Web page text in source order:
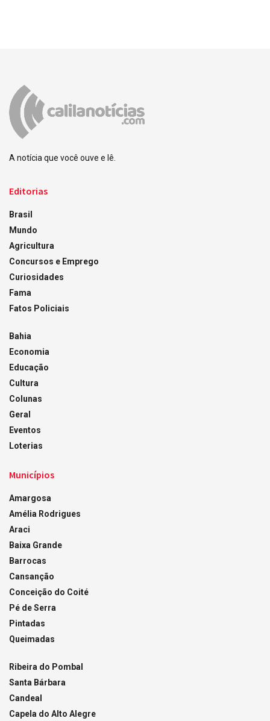
A notícia que você ouve e lê.
Editorias
Brasil
Mundo
Agricultura
Concursos e Emprego
Curiosidades
Fama
Fatos Policiais
Bahia
Economia
Educação
Cultura
Colunas
Geral
Eventos
Loterias
Municípios
Amargosa
Amélia Rodrigues
Araci
Baixa Grande
Barrocas
Cansanção
Conceição do Coité
Pé de Serra
Pintadas
Queimadas
Ribeira do Pombal
Santa Bárbara
Candeal
Capela do Alto Alegre